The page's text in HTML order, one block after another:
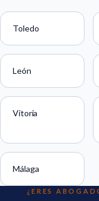
Toledo
León
Vitoria
Málaga
¿ERES